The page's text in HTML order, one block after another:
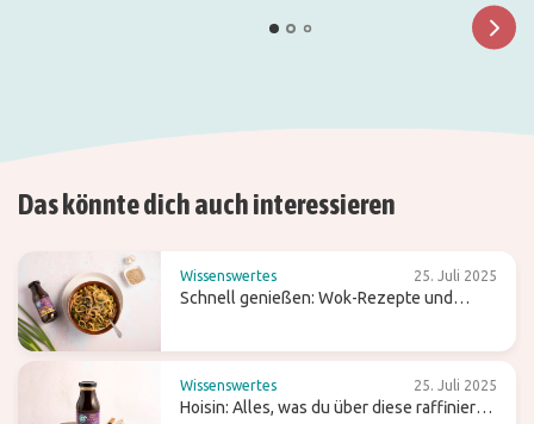
Das könnte dich auch interessieren
Wissenswertes 25. Juli 2025
Schnell genießen: Wok-Rezepte und
Wissenswertes 25. Juli 2025
Hoisin: Alles, was du über diese raffiniert